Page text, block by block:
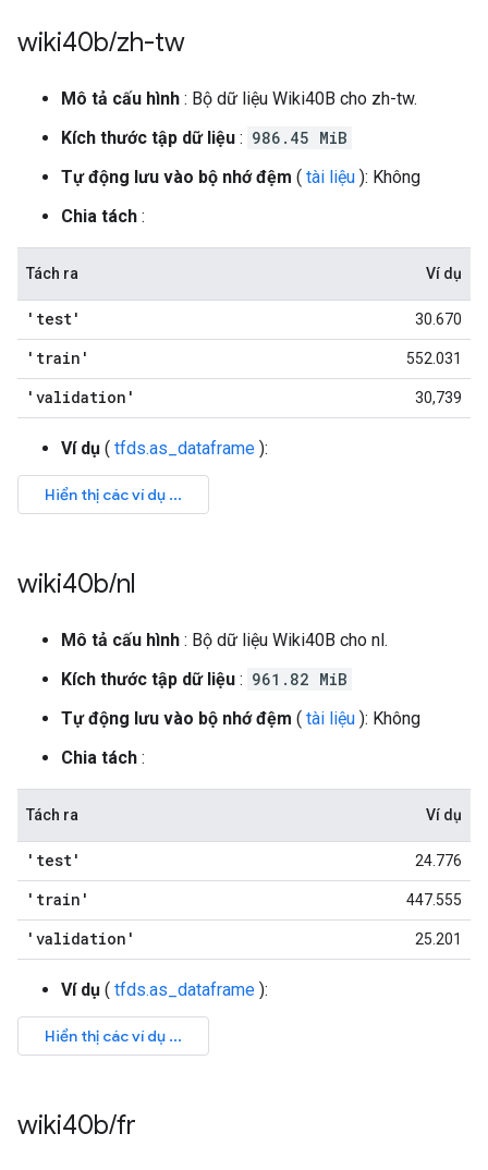
wiki40b/zh-tw
Mô tả cấu hình : Bộ dữ liệu Wiki40B cho zh-tw.
Kích thước tập dữ liệu : 986.45 MiB
Tự động lưu vào bộ nhớ đệm ( tài liệu ): Không
Chia tách :
Tách ra Ví dụ
'test' 30.670
'train' 552.031
'validation' 30,739
Ví dụ ( tfds.as_dataframe ):
wiki40b/nl
Mô tả cấu hình : Bộ dữ liệu Wiki40B cho nl.
Kích thước tập dữ liệu : 961.82 MiB
Tự động lưu vào bộ nhớ đệm ( tài liệu ): Không
Chia tách :
Tách ra Ví dụ
'test' 24.776
'train' 447.555
'validation' 25.201
Ví dụ ( tfds.as_dataframe ):
wiki40b/fr